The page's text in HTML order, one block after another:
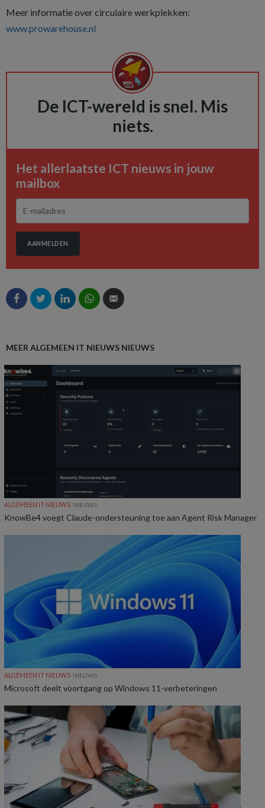
Meer informatie over circulaire werkplekken:
www.prowarehouse.nl
De ICT-wereld is snel. Mis
niets.
Het allerlaatste ICT nieuws in jouw
mailbox
AANMELDEN
MEER ALGEMEEN IT NIEUWS NIEUWS
ALGEMEEN IT NIEUWS NIEUWS
KnowBe4 voegt Claude-ondersteuning toe aan Agent Risk Manager
ALGEMEEN IT NIEUWS NIEUWS
Microsoft deelt voortgang op Windows 11-verbeteringen